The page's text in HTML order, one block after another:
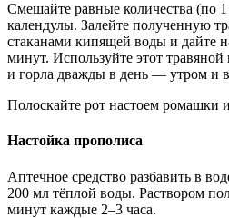
Смешайте равные количества (по
календулы. Залейте полученную
стаканами кипящей воды и дайте
минут. Используйте этот травяной
и горла дважды в день — утром и
Полоскайте рот настоем ромашки
Настойка прополиса
Аптечное средство разбавить в
200 мл тёплой воды. Раствором
минут каждые 2–3 часа.